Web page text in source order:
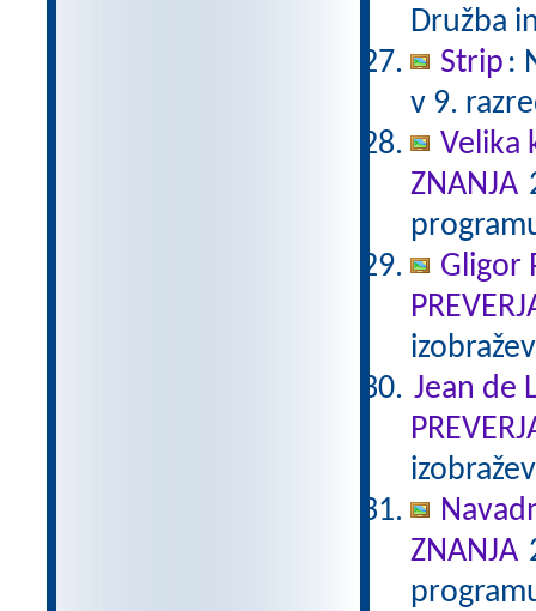
Družba
Strip :
v 9.
Velika
ZNANJA
Gligor
Jean de
ZNANJA